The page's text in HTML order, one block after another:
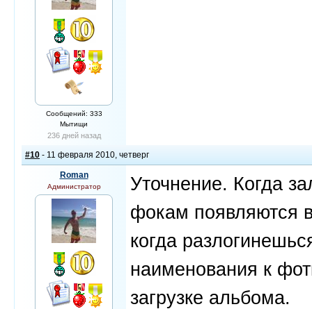
Сообщений: 333
Мытищи
236 дней назад
#10 - 11 февраля 2010, четверг
Roman
Администратор
Уточнение. Когда
фокам появляются
когда
наименования к
загрузке альбома.